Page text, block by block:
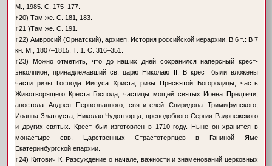
М., 1985. С. 175–177.
↑20) Там же. С. 181, 183.
↑21 )Там же. С. 191.
↑22) Амвросий (Орнатский), архиеп. История российской иерархии. В 6 т.: В 7
кн. М., 1807–1815. Т. 1. С. 316–351.
↑23) Можно отметить, что до наших дней сохранился наперсный крест-
энколпион, принадлежавший св. царю Николаю II. В крест были вложены
части ризы Господа Иисуса Христа, ризы Пресвятой Богородицы, часть
Животворящего Креста Господа, частицы мощей святых Ионна Предтечи,
апостола Андрея Первозванного, святителей Спиридона Тримифунского,
Иоанна Златоуста, Николая Чудотворца, преподобного Сергия Радонежского
и других святых. Крест был изготовлен в 1710 году. Ныне он хранится в
монастыре свв. Царственных Страстотерпцев в Ганиной Яме
Екатеринбургской епархии.
↑24) Китович К. Разсуждение о начале, важности и знаменований церковных